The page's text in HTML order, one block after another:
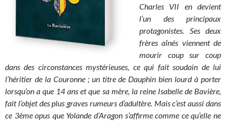
Charles VII en devient
l’un des principaux
protagonistes. Ses deux
frères aînés viennent de
mourir coup sur coup
dans des circonstances mystérieuses, ce qui fait soudain de lui
l’héritier de la Couronne ; un titre de Dauphin bien lourd à porter
lorsqu’on a que 14 ans et que sa mère, la reine Isabelle de Bavière,
fait l’objet des plus graves rumeurs d’adultère. Mais c’est aussi dans
ce 3ème opus que Yolande d’Aragon s’affirme comme ce qu’elle ne